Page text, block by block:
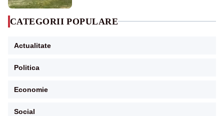
CATEGORII POPULARE
Actualitate
Politica
Economie
Social